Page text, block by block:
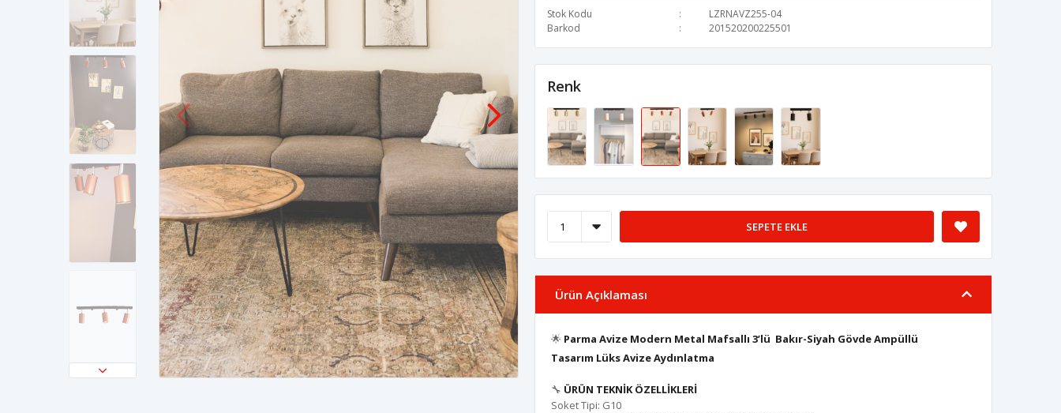
Stok Kodu
LZRNAVZ255-04
Barkod
201520200225501
Renk
SEPETE EKLE
Ürün Açıklaması
🌟 Parma Avize Modern Metal Mafsallı 3’lü Bakır-Siyah Gövde Ampüllü
Tasarım Lüks Avize Aydınlatma
🔧 ÜRÜN TEKNİK ÖZELLİKLERİ
Soket Tipi: G10